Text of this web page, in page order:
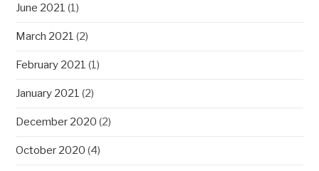
June 2021 (1)
March 2021 (2)
February 2021 (1)
January 2021 (2)
December 2020 (2)
October 2020 (4)